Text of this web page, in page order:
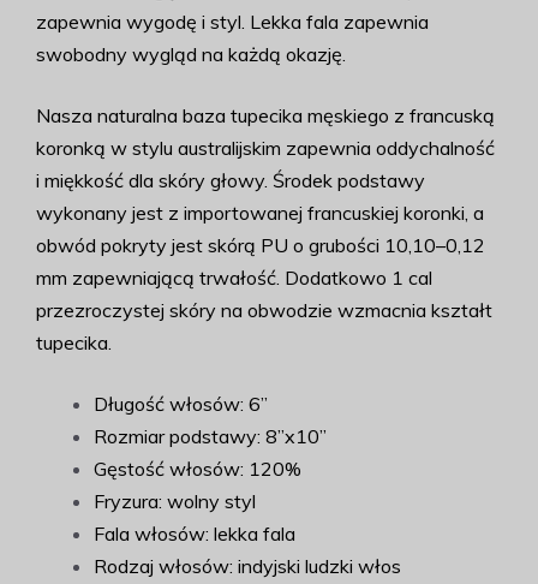
zapewnia wygodę i styl. Lekka fala zapewnia
swobodny wygląd na każdą okazję.
Nasza naturalna baza tupecika męskiego z francuską
koronką w stylu australijskim zapewnia oddychalność
i miękkość dla skóry głowy. Środek podstawy
wykonany jest z importowanej francuskiej koronki, a
obwód pokryty jest skórą PU o grubości 10,10–0,12
mm zapewniającą trwałość. Dodatkowo 1 cal
przezroczystej skóry na obwodzie wzmacnia kształt
tupecika.
Długość włosów: 6”
Rozmiar podstawy: 8”x10”
Gęstość włosów: 120%
Fryzura: wolny styl
Fala włosów: lekka fala
Rodzaj włosów: indyjski ludzki włos